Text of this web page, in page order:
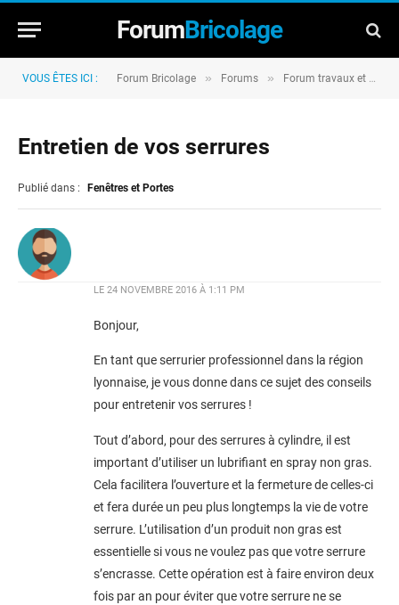
ForumBricolage
VOUS ÊTES ICI : Forum Bricolage » Forums » Forum travaux et rénovation
Entretien de vos serrures
Publié dans : Fenêtres et Portes
LE 24 NOVEMBRE 2016 À 1:11 PM
Bonjour,
En tant que serrurier professionnel dans la région
lyonnaise, je vous donne dans ce sujet des conseils
pour entretenir vos serrures !
Tout d’abord, pour des serrures à cylindre, il est
important d’utiliser un lubrifiant en spray non gras.
Cela facilitera l’ouverture et la fermeture de celles-ci
et fera durée un peu plus longtemps la vie de votre
serrure. L’utilisation d’un produit non gras est
essentielle si vous ne voulez pas que votre serrure
s’encrasse. Cette opération est à faire environ deux
fois par an pour éviter que votre serrure ne se